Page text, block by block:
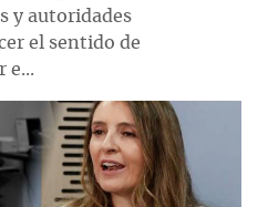
y autoridades
el sentido de
e...